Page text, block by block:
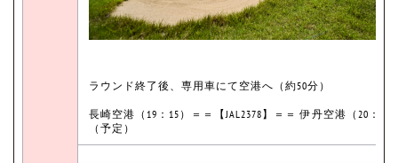
ラウンド終了後、専用車にて空港へ（約50分）
長崎空港（19：15）＝＝【JAL2378】＝＝ 伊丹空港（20：30
（予定）